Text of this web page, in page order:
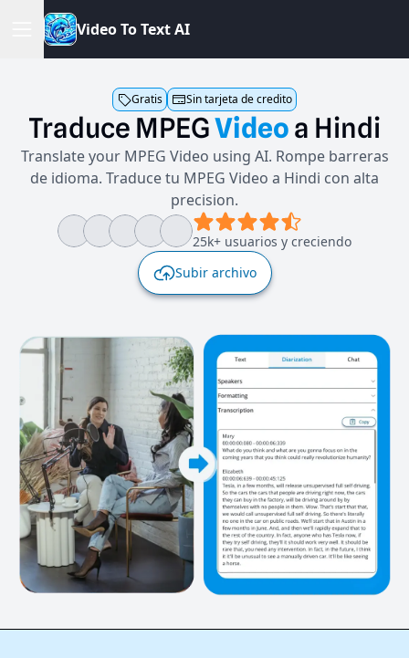
VideoToTextAI
Gratis Sin tarjeta de credito
Traduce MPEGVideoa Hindi
Translate your MPEG Video using AI. Rompe barreras
de idioma. Traduce tu MPEG Video a Hindi con alta
precision.
25k+ usuarios y creciendo
Subir archivo